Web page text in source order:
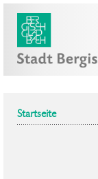
Startseite